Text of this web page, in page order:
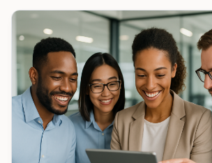
desaparecer tão rápido quanto chegou.